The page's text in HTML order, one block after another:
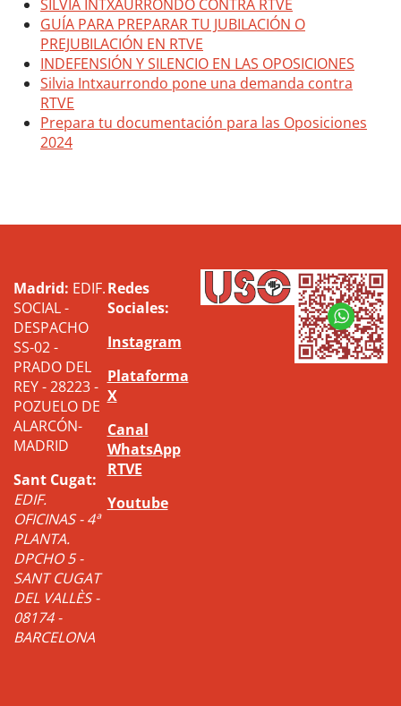
Madrid: EDIF.
SOCIAL -
DESPACHO
SS-02 -
PRADO DEL
REY - 28223 -
POZUELO DE
ALARCÓN-
MADRID
Sant Cugat:
EDIF.
OFICINAS - 4ª
PLANTA.
DPCHO 5 -
SANT CUGAT
DEL VALLÈS -
08174 -
BARCELONA
Redes
Sociales:
Instagram
Plataforma
X
Canal
WhatsApp
RTVE
Youtube